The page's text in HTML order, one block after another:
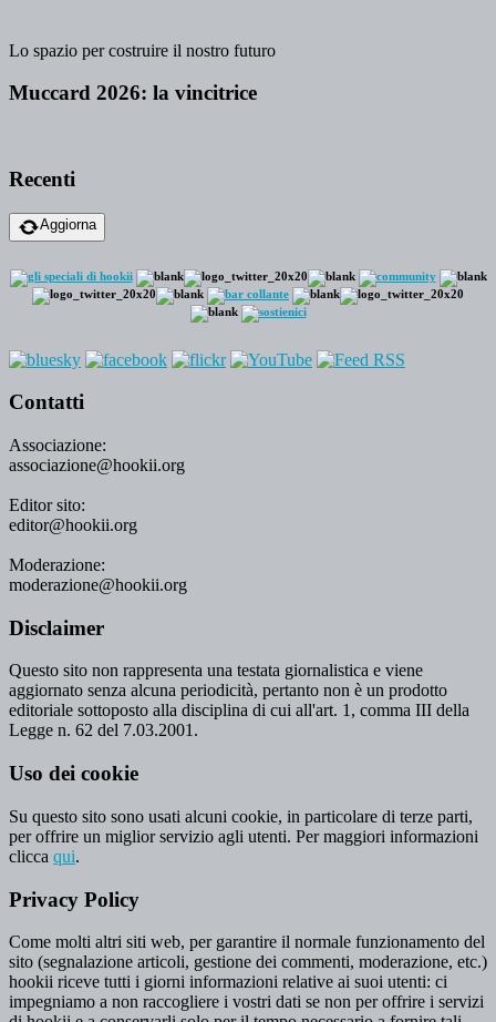
Lo spazio per costruire il nostro futuro
Muccard 2026: la vincitrice
Recenti
Aggiorna
Contatti
Associazione:
associazione@hookii.org
Editor sito:
editor@hookii.org
Moderazione:
moderazione@hookii.org
Disclaimer
Questo sito non rappresenta una testata giornalistica e viene
aggiornato senza alcuna periodicità, pertanto non è un prodotto
editoriale sottoposto alla disciplina di cui all'art. 1, comma III della
Legge n. 62 del 7.03.2001.
Uso dei cookie
Su questo sito sono usati alcuni cookie, in particolare di terze parti,
per offrire un miglior servizio agli utenti. Per maggiori informazioni
clicca qui.
Privacy Policy
Come molti altri siti web, per garantire il normale funzionamento del
sito (segnalazione articoli, gestione dei commenti, moderazione, etc.)
hookii riceve tutti i giorni informazioni relative ai suoi utenti: ci
impegniamo a non raccogliere i vostri dati se non per offrire i servizi